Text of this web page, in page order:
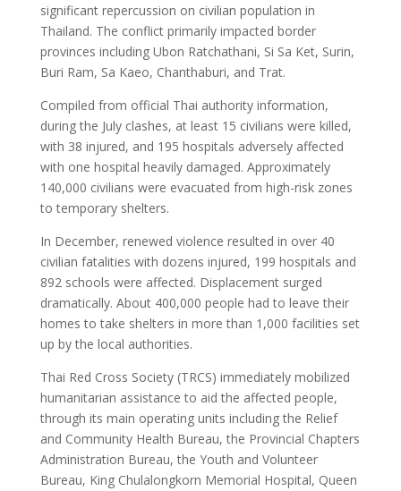
significant repercussion on civilian population in
Thailand. The conflict primarily impacted border
provinces including Ubon Ratchathani, Si Sa Ket, Surin,
Buri Ram, Sa Kaeo, Chanthaburi, and Trat.
Compiled from official Thai authority information,
during the July clashes, at least 15 civilians were killed,
with 38 injured, and 195 hospitals adversely affected
with one hospital heavily damaged. Approximately
140,000 civilians were evacuated from high-risk zones
to temporary shelters.
In December, renewed violence resulted in over 40
civilian fatalities with dozens injured, 199 hospitals and
892 schools were affected. Displacement surged
dramatically. About 400,000 people had to leave their
homes to take shelters in more than 1,000 facilities set
up by the local authorities.
Thai Red Cross Society (TRCS) immediately mobilized
humanitarian assistance to aid the affected people,
through its main operating units including the Relief
and Community Health Bureau, the Provincial Chapters
Administration Bureau, the Youth and Volunteer
Bureau, King Chulalongkorn Memorial Hospital, Queen